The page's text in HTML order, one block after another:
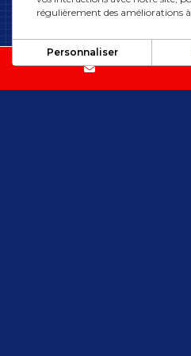
régulièrement des améliorations
Personnaliser